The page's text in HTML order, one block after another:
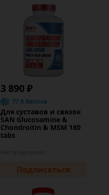
3 890 ₽
77.8 баллов
Для суставов и связок
SAN Glucosamine &
Chondroitin & MSM 180
tabs
Подписаться